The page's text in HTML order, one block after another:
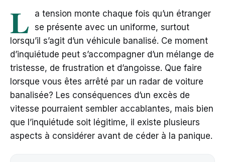
L
a tension monte chaque fois qu’un étranger
se présente avec un uniforme, surtout
lorsqu’il s’agit d’un véhicule banalisé. Ce moment
d’inquiétude peut s’accompagner d’un mélange de
tristesse, de frustration et d’angoisse. Que faire
lorsque vous êtes arrêté par un radar de voiture
banalisée? Les conséquences d’un excès de
vitesse pourraient sembler accablantes, mais bien
que l’inquiétude soit légitime, il existe plusieurs
aspects à considérer avant de céder à la panique.